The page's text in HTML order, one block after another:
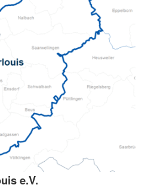
e.V.